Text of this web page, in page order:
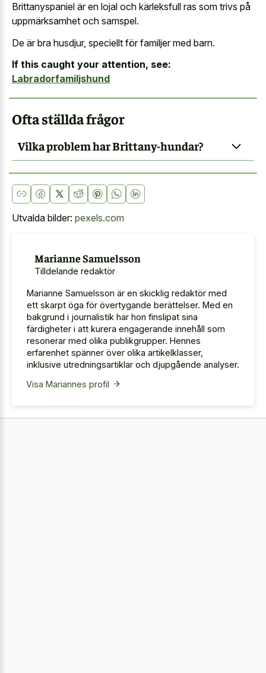
Brittanyspaniel är en lojal och kärleksfull ras som trivs på
uppmärksamhet och samspel.
De är bra husdjur, speciellt för familjer med barn.
If this caught your attention, see:
Labradorfamiljshund
Ofta ställda frågor
Vilka problem har Brittany-hundar?
Utvalda bilder: pexels.com
Marianne Samuelsson
Tilldelande redaktör
Marianne Samuelsson är en skicklig redaktör med
ett skarpt öga för övertygande berättelser. Med en
bakgrund i journalistik har hon finslipat sina
färdigheter i att kurera engagerande innehåll som
resonerar med olika publikgrupper. Hennes
erfarenhet spänner över olika artikelklasser,
inklusive utredningsartiklar och djupgående analyser.
Visa Mariannes profil